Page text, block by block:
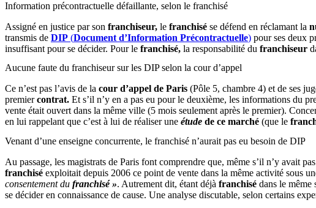
Information précontractuelle défaillante, selon le franchisé
Assigné en justice par son franchiseur, le franchisé se défend en réclamant la
transmis de DIP (Document d’Information Précontractuelle) pour ses deux
insuffisant pour se décider. Pour le franchisé, la responsabilité du franchiseur
Aucune faute du franchiseur sur les DIP selon la cour d’appel
Ce n’est pas l’avis de la cour d’appel de Paris (Pôle 5, chambre 4) et de ses
premiercontrat. Et s’il n’y en a pas eu pour le deuxième, les informations du
vente était ouvert dans la même ville (5 mois seulement après le premier).
en lui rappelant que c’est à lui de réaliser une étude de ce marché (que le
Venant d’une enseigne concurrente, le franchisé n’aurait pas eu besoin de DIP
Au passage, les magistrats de Paris font comprendre que, même s’il n’y avait
franchisé exploitait depuis 2006 ce point de vente dans la même activité sous
consentement du franchisé ». Autrement dit, étant déjà franchisé dans le même
se décider en connaissance de cause. Une analyse discutable, selon certains